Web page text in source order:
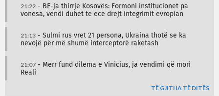
21:22 - BE-ja thirrje Kosovës: Formoni institucionet pa
vonesa, vendi duhet të ecë drejt integrimit evropian
21:13 - Sulmi rus vret 21 persona, Ukraina thotë se ka
nevojë për më shumë interceptorë raketash
21:07 - Merr fund dilema e Vinicius, ja vendimi që mori
Reali
TË GJITHA TË DITËS